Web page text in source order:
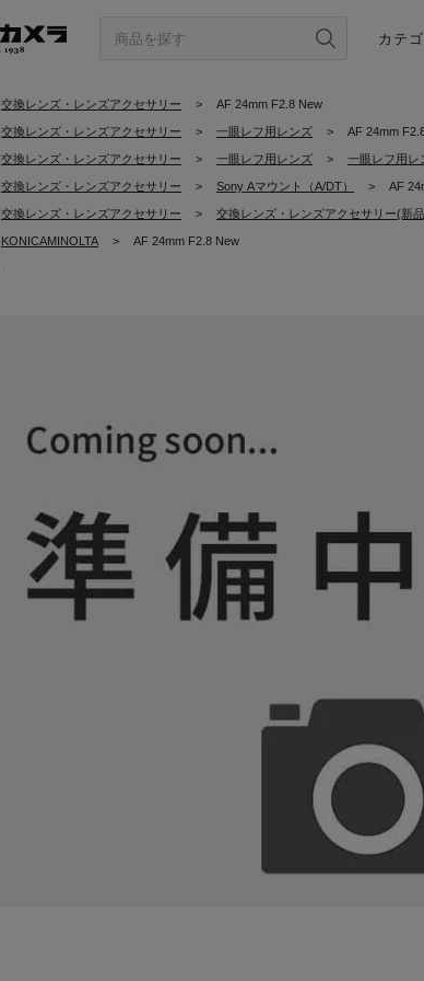
カテゴ
交換レンズ・レンズアクセサリー > AF 24mm F2.8 New
交換レンズ・レンズアクセサリー > 一眼レフ用レンズ > AF 24mm
交換レンズ・レンズアクセサリー > 一眼レフ用レンズ > 一眼レフ用レ
交換レンズ・レンズアクセサリー > Sony Aマウント（A/DT） > AF
交換レンズ・レンズアクセサリー > 交換レンズ・レンズアクセサリー(新
KONICAMINOLTA >
AF 24mm F2.8 New